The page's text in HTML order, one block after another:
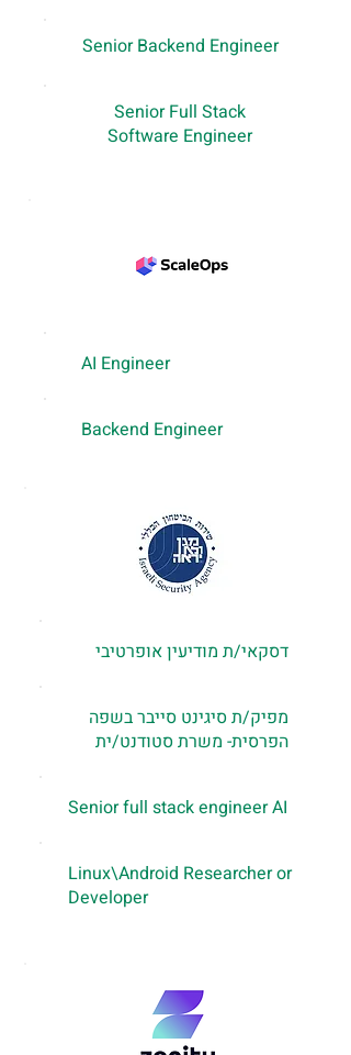
Senior Backend Engineer
Senior Full Stack
Software Engineer
AI Engineer
Backend Engineer
דסקאי/ת מודיעין אופרטיבי
מפיק/ת סיגינט סייבר בשפה
הפרסית- משרת סטודנט/ית
Senior full stack engineer AI
Linux\Android Researcher or
Developer